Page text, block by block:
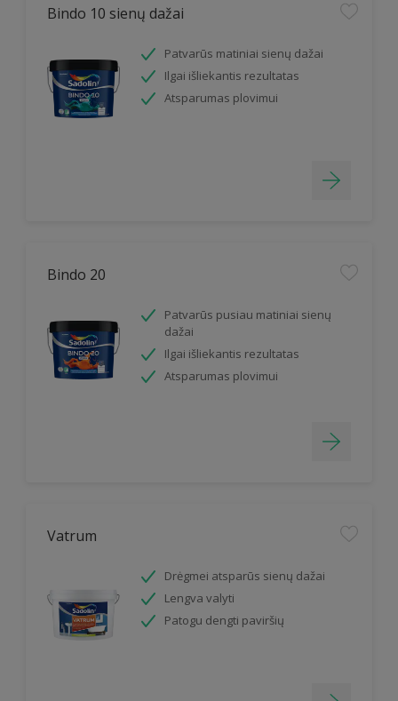
Bindo 10 sienų dažai
Patvarūs matiniai sienų dažai
Ilgai išliekantis rezultatas
Atsparumas plovimui
Bindo 20
Patvarūs pusiau matiniai sienų
dažai
Ilgai išliekantis rezultatas
Atsparumas plovimui
Vatrum
Drėgmei atsparūs sienų dažai
Lengva valyti
Patogu dengti paviršių